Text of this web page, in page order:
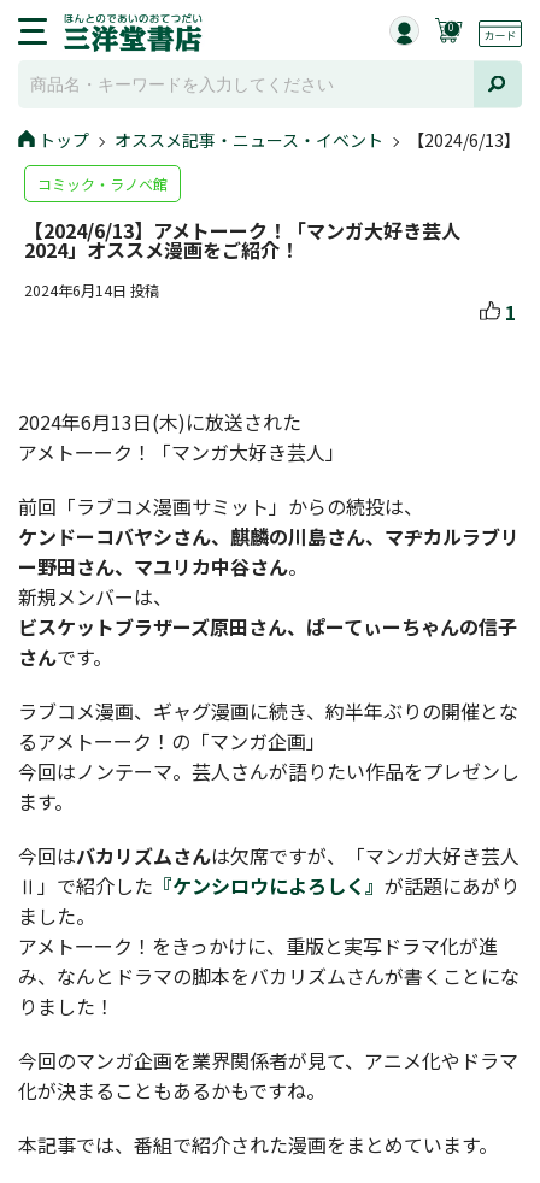
0
トップ オススメ記事・ニュース・イベント 【2024/6/13】
コミック・ラノベ館
【2024/6/13】アメトーーク！「マンガ大好き芸人
2024」オススメ漫画をご紹介！
2024年6月14日 投稿
1
2024年6月13日(木)に放送された
アメトーーク！「マンガ大好き芸人」
前回「ラブコメ漫画サミット」からの続投は、
ケンドーコバヤシさん、麒麟の川島さん、マヂカルラブリ
ー野田さん、マユリカ中谷さん。
新規メンバーは、
ビスケットブラザーズ原田さん、ぱーてぃーちゃんの信子
さんです。
ラブコメ漫画、ギャグ漫画に続き、約半年ぶりの開催とな
るアメトーーク！の「マンガ企画」
今回はノンテーマ。芸人さんが語りたい作品をプレゼンし
ます。
今回はバカリズムさんは欠席ですが、「マンガ大好き芸人
Ⅱ」で紹介した 『ケンシロウによろしく』 が話題にあがり
ました。
アメトーーク！をきっかけに、重版と実写ドラマ化が進
み、なんとドラマの脚本をバカリズムさんが書くことにな
りました！
今回のマンガ企画を業界関係者が見て、アニメ化やドラマ
化が決まることもあるかもですね。
本記事では、番組で紹介された漫画をまとめています。